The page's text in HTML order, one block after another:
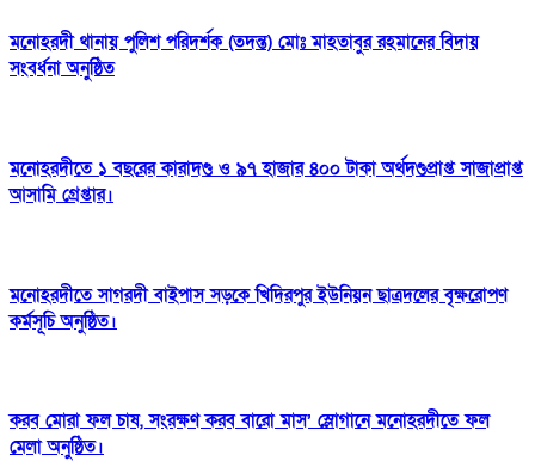
মনোহরদী থানায় পুলিশ পরিদর্শক (তদন্ত) মোঃ মাহতাবুর রহমানের বিদায়
সংবর্ধনা অনুষ্ঠিত
মনোহরদীতে ১ বছরের কারাদণ্ড ও ৯৭ হাজার ৪০০ টাকা অর্থদণ্ডপ্রাপ্ত সাজাপ্রাপ্ত
আসামি গ্রেপ্তার।
মনোহরদীতে সাগরদী বাইপাস সড়কে খিদিরপুর ইউনিয়ন ছাত্রদলের বৃক্ষরোপণ
কর্মসূচি অনুষ্ঠিত।
করব মোরা ফল চাষ, সংরক্ষণ করব বারো মাস’ স্লোগানে মনোহরদীতে ফল
মেলা অনুষ্ঠিত।